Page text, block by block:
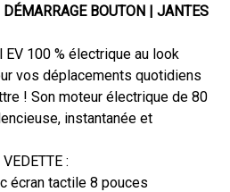
BOUTON | JANTES
100 % électrique au look
vos déplacements quotidiens
! Son moteur électrique de 80
instantanée et
:
écran tactile 8 pouces